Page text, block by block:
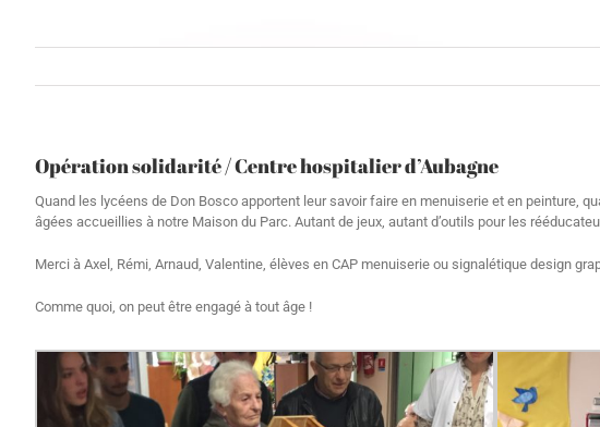
Opération solidarité / Centre hospitalier d’Aubagne
Quand les lycéens de Don Bosco apportent leur savoir faire en menuiserie et en peinture,
âgées accueillies à notre Maison du Parc. Autant de jeux, autant d’outils pour les
Merci à Axel, Rémi, Arnaud, Valentine, élèves en CAP menuiserie ou signalétique design
Comme quoi, on peut être engagé à tout âge !